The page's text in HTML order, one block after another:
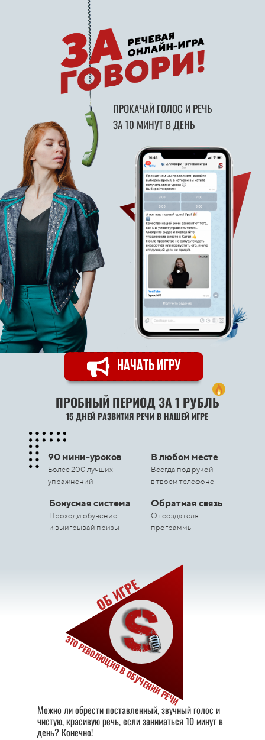
ПРОКАЧАЙ ГОЛОС И РЕЧЬ
ЗА 10 МИНУТ В ДЕНЬ
ПРОБНЫЙ ПЕРИОД ЗА 1 РУБЛЬ
Бонусная система
Проходи обучение
и выигрывай призы
Обратная связь
От создателя
программы
90 мини-уроков
Более 200 лучших
упражнений
В любом месте
Всегда под рукой
в твоем телефоне
НАЧАТЬ ИГРУ
15 ДНЕЙ РАЗВИТИЯ РЕЧИ В НАШЕЙ ИГРЕ
Можно ли обрести поставленный, звучный голос и
чистую, красивую речь, если заниматься 10 минут в
день? Конечно!
ЭТО РЕВОЛЮЦИЯ В ОБУЧЕНИИ РЕЧИ
ОБ ИГРЕ